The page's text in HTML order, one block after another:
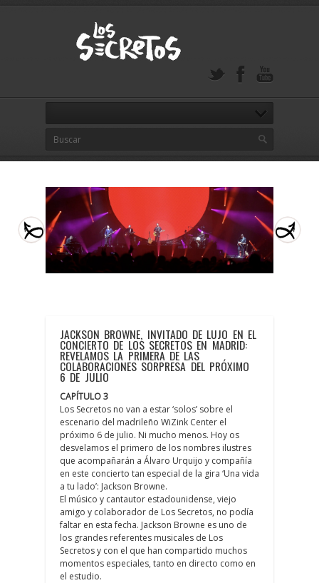
JACKSON BROWNE, INVITADO DE LUJO EN EL
CONCIERTO DE LOS SECRETOS EN MADRID:
REVELAMOS LA PRIMERA DE LAS
COLABORACIONES SORPRESA DEL PRÓXIMO
6 DE JULIO
CAPÍTULO 3
Los Secretos no van a estar ‘solos’ sobre el
escenario del madrileño WiZink Center el
próximo 6 de julio. Ni mucho menos. Hoy os
desvelamos el primero de los nombres ilustres
que acompañarán a Álvaro Urquijo y compañía
en este concierto tan especial de la gira ‘Una vida
a tu lado’: Jackson Browne.
El músico y cantautor estadounidense, viejo
amigo y colaborador de Los Secretos, no podía
faltar en esta fecha. Jackson Browne es uno de
los grandes referentes musicales de Los
Secretos y con el que han compartido muchos
momentos especiales, tanto en directo como en
el estudio.